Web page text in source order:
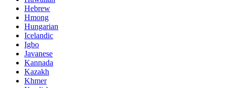
Hebrew
Hmong
Hungarian
Icelandic
Igbo
Javanese
Kannada
Kazakh
Khmer